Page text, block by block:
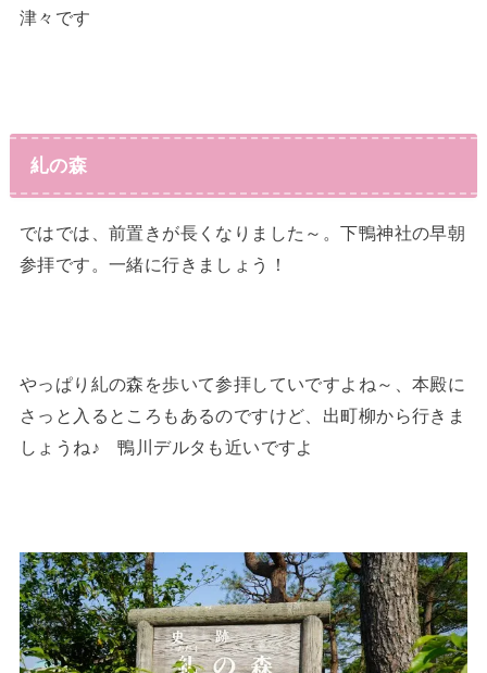
津々です
糺の森
ではでは、前置きが長くなりました～。下鴨神社の早朝
参拝です。一緒に行きましょう！
やっぱり糺の森を歩いて参拝していですよね～、本殿に
さっと入るところもあるのですけど、出町柳から行きま
しょうね♪ 鴨川デルタも近いですよ